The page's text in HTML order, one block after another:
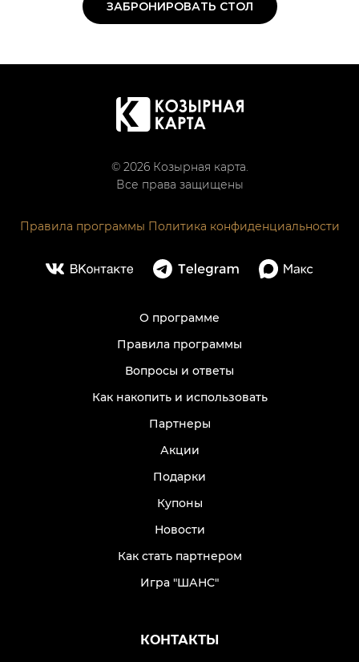
ЗАБРОНИРОВАТЬ СТОЛ
© 2026 Козырная карта.
Все права защищены
Правила программы Политика конфиденциальности
О программе
Правила программы
Вопросы и ответы
Как накопить и использовать
Партнеры
Акции
Подарки
Купоны
Новости
Как стать партнером
Игра "ШАНС"
КОНТАКТЫ